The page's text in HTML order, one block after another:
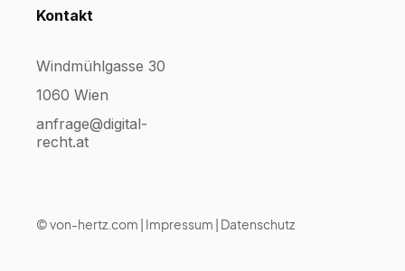
Kontakt
Windmühlgasse 30
1060 Wien
anfrage@digital-
recht.at
©von-hertz.com | Impressum | Datenschutz